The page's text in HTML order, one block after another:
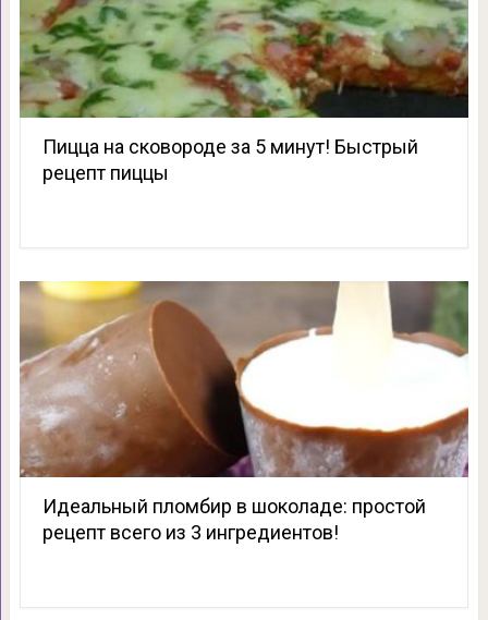
Пицца на сковороде за 5 минут! Быстрый
рецепт пиццы
Идеальный пломбир в шоколаде: простой
рецепт всего из 3 ингредиентов!